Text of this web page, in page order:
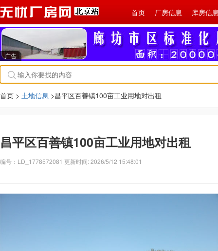
首页 厂房信息 库房信
广告
首页 > 土地信息 >昌平区百善镇100亩工业用地对出租
昌平区百善镇100亩工业用地对出租
编号：LD_1778572081 更新时间: 2026/5/12 15:48:01